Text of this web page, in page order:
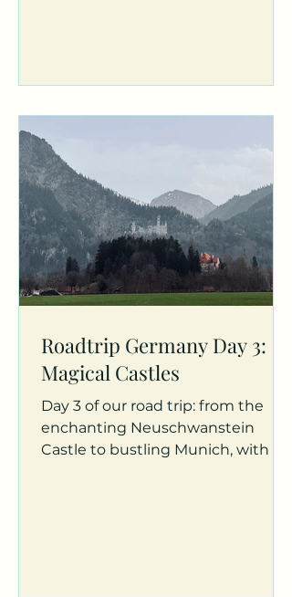
Roadtrip Germany Day 3:
Magical Castles
Day 3 of our road trip: from the
enchanting Neuschwanstein
Castle to bustling Munich, with its